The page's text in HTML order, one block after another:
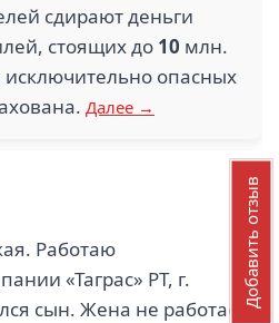
сдирают деньги
стоящих до 10 млн.
исключительно опасных
Далее →
Работаю
«Таграс» РТ, г.
сын. Жена не работает
Добавить отзыв